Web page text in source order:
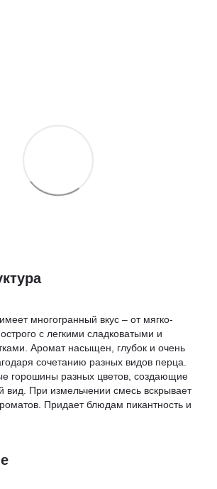
многогранный вкус – от мягко-
с легкими сладковатыми и
Аромат насыщен, глубок и очень
сочетанию разных видов перца.
горошины разных цветов, создающие
вид. При измельчении смесь вскрывает
Придает блюдам пикантность и